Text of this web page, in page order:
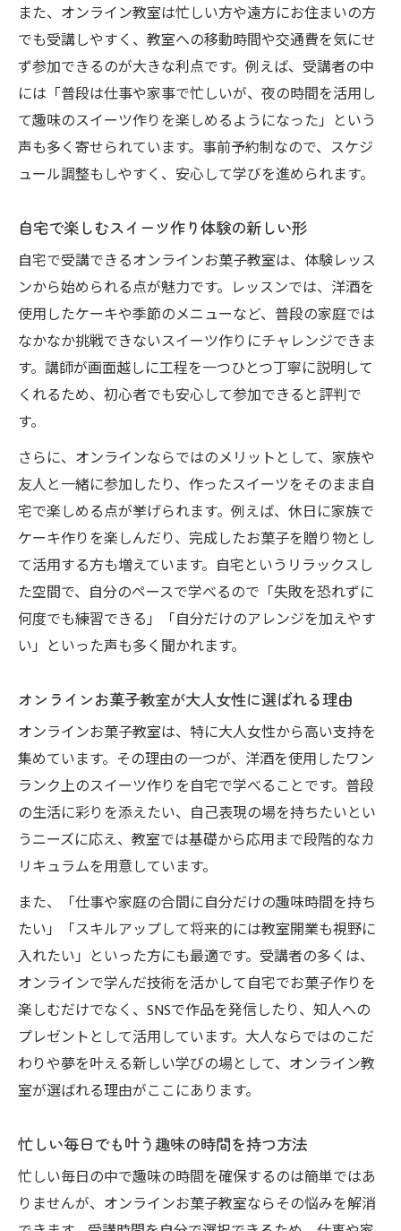
洋酒を活かしたレシピが人気の理由を解説
自宅で作る洋酒スイーツのコツとポイント
講師直伝の洋酒×スイーツレシピ体験記
忙しい女性のためのオンラインレッスン活用法
オンラインお菓子教室で時間を有効活用す
る方法
自分のペースで進めるオンライン受講のコ
ツ
忙しい女性におすすめのレッスンプラン
オンラインお菓子教室で充実した趣味時間
を実現
基礎から極めるスイーツ教室の選び方とは
自分に合ったレッスンレベルの見極め方
基礎から応用まで学べる教室のカリキュラ
ム
オンラインお菓子教室の選び方と比較ポイ
ント
受講者の声に見る教室選びの決め手
高級感あるスイーツを自分の手で実現する方法
作り
洋酒を使った高級感あるお菓子のレシピ公
開
自宅で再現できるプロのテクニックとコツ
上質な味わいを楽しむための材料選び
オンラインお菓子教室で実感する完成度の
違い
また、オンライン教室は忙しい方や遠方にお住まいの方
でも受講しやすく、教室への移動時間や交通費を気にせ
ず参加できるのが大きな利点です。例えば、受講者の中
には「普段は仕事や家事で忙しいが、夜の時間を活用し
て趣味のスイーツ作りを楽しめるようになった」という
声も多く寄せられています。事前予約制なので、スケジ
ュール調整もしやすく、安心して学びを進められます。
自宅で楽しむスイーツ作り体験の新しい形
自宅で受講できるオンラインお菓子教室は、体験レッス
ンから始められる点が魅力です。レッスンでは、洋酒を
使用したケーキや季節のメニューなど、普段の家庭では
なかなか挑戦できないスイーツ作りにチャレンジできま
す。講師が画面越しに工程を一つひとつ丁寧に説明して
くれるため、初心者でも安心して参加できると評判で
す。
さらに、オンラインならではのメリットとして、家族や
友人と一緒に参加したり、作ったスイーツをそのまま自
宅で楽しめる点が挙げられます。例えば、休日に家族で
ケーキ作りを楽しんだり、完成したお菓子を贈り物とし
て活用する方も増えています。自宅というリラックスし
た空間で、自分のペースで学べるので「失敗を恐れずに
何度でも練習できる」「自分だけのアレンジを加えやす
い」といった声も多く聞かれます。
オンラインお菓子教室が大人女性に選ばれる理由
オンラインお菓子教室は、特に大人女性から高い支持を
集めています。その理由の一つが、洋酒を使用したワン
ランク上のスイーツ作りを自宅で学べることです。普段
の生活に彩りを添えたい、自己表現の場を持ちたいとい
うニーズに応え、教室では基礎から応用まで段階的なカ
リキュラムを用意しています。
また、「仕事や家庭の合間に自分だけの趣味時間を持ち
たい」「スキルアップして将来的には教室開業も視野に
入れたい」といった方にも最適です。受講者の多くは、
オンラインで学んだ技術を活かして自宅でお菓子作りを
楽しむだけでなく、SNSで作品を発信したり、知人への
プレゼントとして活用しています。大人ならではのこだ
わりや夢を叶える新しい学びの場として、オンライン教
室が選ばれる理由がここにあります。
忙しい毎日でも叶う趣味の時間を持つ方法
忙しい毎日の中で趣味の時間を確保するのは簡単ではあ
りませんが、オンラインお菓子教室ならその悩みを解消